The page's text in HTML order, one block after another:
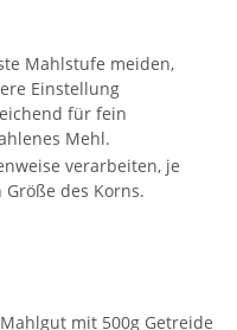
Mahlstufe meiden,
Einstellung
für fein
Mehl.
verarbeiten, je
Größe des Korns.
Mahlgut mit 500g Getreide